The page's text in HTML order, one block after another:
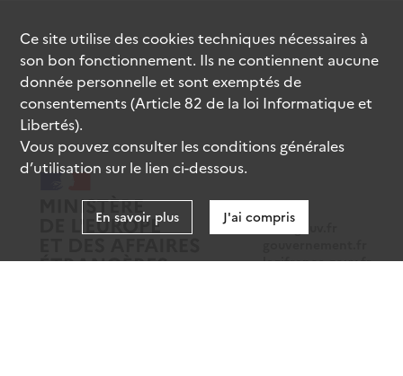
data.gouv.fr
legifrance.gouv.fr
Ce site utilise descookiestechniques nécessaires à
son bon fonctionnement. Ils ne contiennent aucune
donnée personnelle et sont exemptés de
consentements (Article 82 de la loi Informatique et
Libertés).
Vous pouvez consulter les conditions générales
d’utilisation sur le lien ci-dessous.
En savoir plus J'ai compris